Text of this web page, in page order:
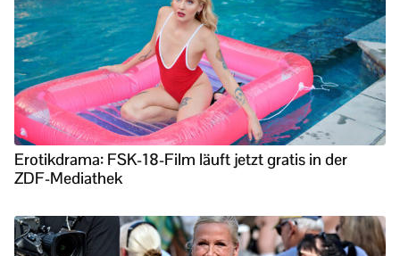
Erotikdrama: FSK-18-Film läuft jetzt gratis in der
ZDF-Mediathek